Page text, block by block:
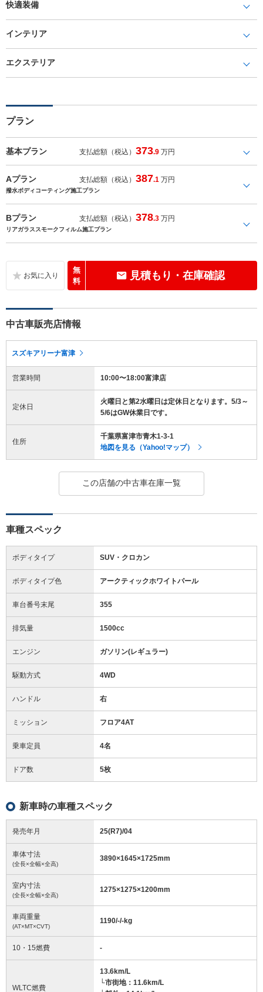
快適装備
インテリア
エクステリア
プラン
基本プラン 支払総額（税込）373.9 万円
Aプラン 支払総額（税込）387.1 万円
撥水ボディコーティング施工プラン
Bプラン 支払総額（税込）378.3 万円
リアガラススモークフィルム施工プラン
無
料
見積もり・在庫確認
中古車販売店情報
スズキアリーナ富津
営業時間 10:00〜18:00富津店
定休日
火曜日と第2水曜日は定休日となります。5/3～
5/6はGW休業日です。
住所
千葉県富津市青木1-3-1
地図を見る（Yahoo!マップ）
この店舗の中古車在庫一覧
車種スペック
ボディタイプ SUV・クロカン
ボディタイプ色 アークティックホワイトパール
車台番号末尾 355
排気量 1500cc
エンジン ガソリン(レギュラー)
駆動方式 4WD
ハンドル 右
ミッション フロア4AT
乗車定員 4名
ドア数 5枚
新車時の車種スペック
発売年月 25(R7)/04
車体寸法
(全長×全幅×全高)
3890×1645×1725mm
室内寸法
(全長×全幅×全高)
1275×1275×1200mm
車両重量
(AT×MT×CVT)
1190/-/-kg
10・15燃費 -
WLTC燃費
13.6km/L
└市街地：11.6km/L